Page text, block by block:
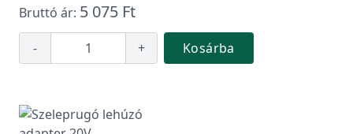
Bruttó ár: 5 075 Ft
- + Kosárba